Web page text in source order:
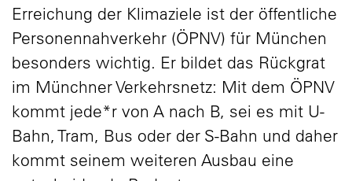
Erreichung der Klimaziele ist der öffentliche
Personennahverkehr (ÖPNV) für München
besonders wichtig. Er bildet das Rückgrat
im Münchner Verkehrsnetz: Mit dem ÖPNV
kommt jede*r von A nach B, sei es mit U-
Bahn, Tram, Bus oder der S-Bahn und daher
kommt seinem weiteren Ausbau eine